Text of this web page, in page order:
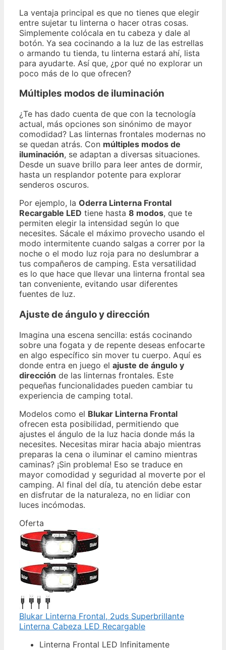
La ventaja principal es que no tienes que elegir
entre sujetar tu linterna o hacer otras cosas.
Simplemente colócala en tu cabeza y dale al
botón. Ya sea cocinando a la luz de las estrellas
o armando tu tienda, tu linterna estará ahí, lista
para ayudarte. Así que, ¿por qué no explorar un
poco más de lo que ofrecen?
Múltiples modos de iluminación
¿Te has dado cuenta de que con la tecnología
actual, más opciones son sinónimo de mayor
comodidad? Las linternas frontales modernas no
se quedan atrás. Con múltiples modos de
iluminación, se adaptan a diversas situaciones.
Desde un suave brillo para leer antes de dormir,
hasta un resplandor potente para explorar
senderos oscuros.
Por ejemplo, la Oderra Linterna Frontal
Recargable LED tiene hasta 8 modos, que te
permiten elegir la intensidad según lo que
necesites. Sácale el máximo provecho usando el
modo intermitente cuando salgas a correr por la
noche o el modo luz roja para no deslumbrar a
tus compañeros de camping. Esta versatilidad
es lo que hace que llevar una linterna frontal sea
tan conveniente, evitando usar diferentes
fuentes de luz.
Ajuste de ángulo y dirección
Imagina una escena sencilla: estás cocinando
sobre una fogata y de repente deseas enfocarte
en algo específico sin mover tu cuerpo. Aquí es
donde entra en juego el ajuste de ángulo y
dirección de las linternas frontales. Este
pequeñas funcionalidades pueden cambiar tu
experiencia de camping total.
Modelos como el Blukar Linterna Frontal
ofrecen esta posibilidad, permitiendo que
ajustes el ángulo de la luz hacia donde más la
necesites. Necesitas mirar hacia abajo mientras
preparas la cena o iluminar el camino mientras
caminas? ¡Sin problema! Eso se traduce en
mayor comodidad y seguridad al moverte por el
camping. Al final del día, tu atención debe estar
en disfrutar de la naturaleza, no en lidiar con
luces incómodas.
Oferta
Blukar Linterna Frontal, 2uds Superbrillante
Linterna Cabeza LED Recargable
Linterna Frontal LED Infinitamente